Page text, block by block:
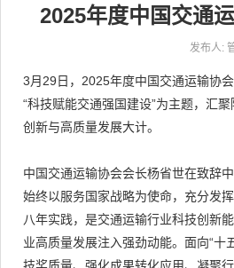
2025年度中国交通
发布人:
3月29日，2025年度中国交通运输协
“科技赋能交通强国建设”为主题，汇
创新与高质量发展大计。
中国交通运输协会会长杨省世在致辞
始终以服务国家战略为使命，充分发
八年实践，是交通运输行业科技创新
业高质量发展注入强劲动能。面向“